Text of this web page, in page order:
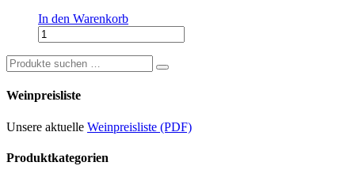
In den Warenkorb
Riesling-
Trester-
Brand
„Moselgrappa“
Menge
Suchen
nach:
Weinpreisliste
Unsere aktuelle Weinpreisliste (PDF)
Produktkategorien